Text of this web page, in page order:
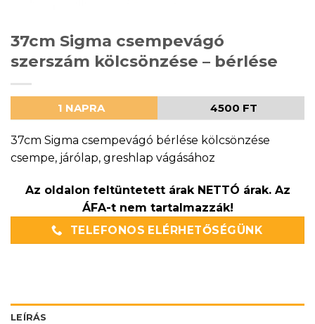
37cm Sigma csempevágó
szerszám kölcsönzése – bérlése
1 NAPRA 4500 FT
37cm Sigma csempevágó bérlése kölcsönzése
csempe, járólap, greshlap vágásához
Az oldalon feltüntetett árak NETTÓ árak. Az
ÁFA-t nem tartalmazzák!
TELEFONOS ELÉRHETŐSÉGÜNK
LEÍRÁS